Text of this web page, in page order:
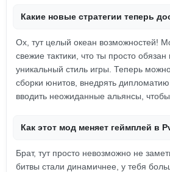
Какие новые стратегии теперь
Ох, тут целый океан возможностей!
свежие тактики, что ты просто
уникальный стиль игры. Теперь
сборки юнитов, внедрять
вводить неожиданные альянсы, чтобы
Как этот мод меняет геймплей в
Брат, тут просто невозможно не
битвы стали динамичнее, у тебя